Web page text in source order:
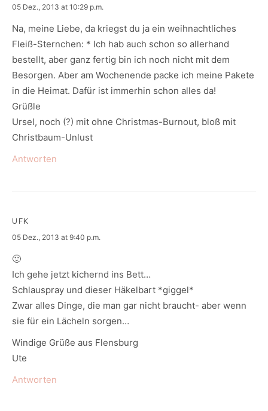
says:
05 Dez., 2013 at 10:29 p.m.
Na, meine Liebe, da kriegst du ja ein weihnachtliches
Fleiß-Sternchen: * Ich hab auch schon so allerhand
bestellt, aber ganz fertig bin ich noch nicht mit dem
Besorgen. Aber am Wochenende packe ich meine Pakete
in die Heimat. Dafür ist immerhin schon alles da!
Grüßle
Ursel, noch (?) mit ohne Christmas-Burnout, bloß mit
Christbaum-Unlust
Antworten
UFK
says:
05 Dez., 2013 at 9:40 p.m.
🙂
Ich gehe jetzt kichernd ins Bett…
Schlauspray und dieser Häkelbart *giggel*
Zwar alles Dinge, die man gar nicht braucht- aber wenn
sie für ein Lächeln sorgen…
Windige Grüße aus Flensburg
Ute
Antworten